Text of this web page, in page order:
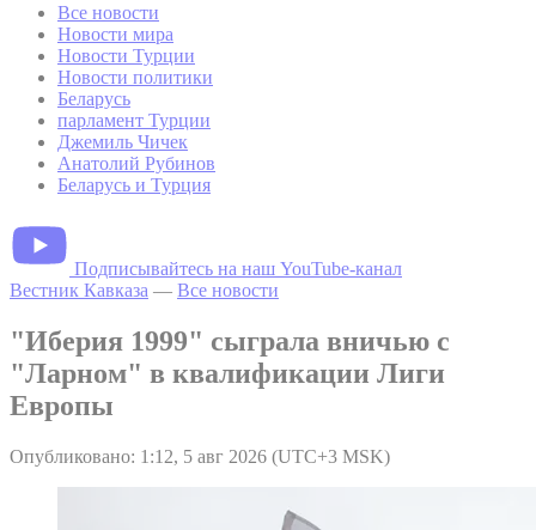
Все новости
Новости мира
Новости Турции
Новости политики
Беларусь
парламент Турции
Джемиль Чичек
Анатолий Рубинов
Беларусь и Турция
Подписывайтесь на наш YouTube-канал
Вестник Кавказа — Все новости
"Иберия 1999" сыграла вничью с
"Ларном" в квалификации Лиги
Европы
Опубликовано: 1:12, 5 авг 2026 (UTC+3 MSK)